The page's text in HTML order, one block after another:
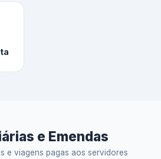
e Emendas
e viagens pagas aos servidores